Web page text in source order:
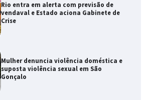
Rio entra em alerta com previsão de
vendaval e Estado aciona Gabinete de
Crise
Mulher denuncia violência doméstica e
suposta violência sexual em São
Gonçalo